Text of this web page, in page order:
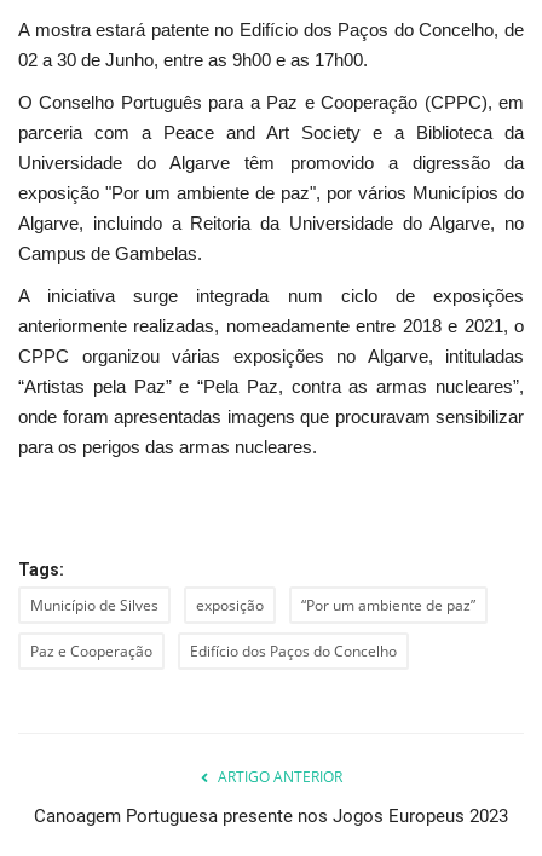
Lazer
Ambiente
A mostra estará patente no Edifício dos Paços do Concelho, de
02 a 30 de Junho, entre as 9h00 e as 17h00.
O Conselho Português para a Paz e Cooperação (CPPC), em
parceria com a Peace and Art Society e a Biblioteca da
Universidade do Algarve têm promovido a digressão da
exposição "Por um ambiente de paz", por vários Municípios do
Algarve, incluindo a Reitoria da Universidade do Algarve, no
Campus de Gambelas.
A iniciativa surge integrada num ciclo de exposições
anteriormente realizadas, nomeadamente entre 2018 e 2021, o
CPPC organizou várias exposições no Algarve, intituladas
“Artistas pela Paz” e “Pela Paz, contra as armas nucleares”,
onde foram apresentadas imagens que procuravam sensibilizar
para os perigos das armas nucleares.
Tags:
Município de Silves exposição “Por um ambiente de paz”
Paz e Cooperação Edifício dos Paços do Concelho
ARTIGO ANTERIOR
Canoagem Portuguesa presente nos Jogos Europeus 2023